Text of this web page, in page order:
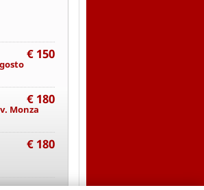
€ 150
€ 180
Monza
€ 180